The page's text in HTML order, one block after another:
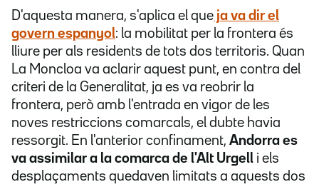
D'aquesta manera, s'aplica el que ja va dir el
govern espanyol: la mobilitat per la frontera és
lliure per als residents de tots dos territoris. Quan
La Moncloa va aclarir aquest punt, en contra del
criteri de la Generalitat, ja es va reobrir la
frontera, però amb l'entrada en vigor de les
noves restriccions comarcals, el dubte havia
ressorgit. En l'anterior confinament, Andorra es
va assimilar a la comarca de l'Alt Urgell i els
desplaçaments quedaven limitats a aquests dos